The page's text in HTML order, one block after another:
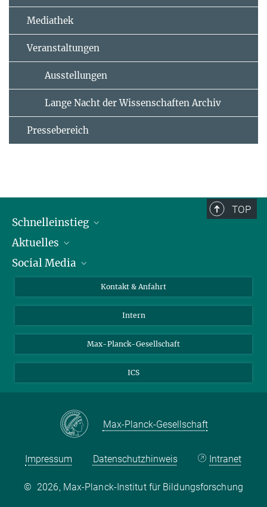
Mediathek
Veranstaltungen
Ausstellungen
Lange Nacht der Wissenschaften Archiv
Pressebereich
TOP
Schnelleinstieg
Personen
Pressebereich
Aktuelles
Stellenangebote
Social Media
LinkedIn
Kontakt & Anfahrt
Intern
Max-Planck-Gesellschaft
ICS
Max-Planck-Gesellschaft
Impressum Datenschutzhinweis Intranet
© 2026, Max-Planck-Institut für Bildungsforschung